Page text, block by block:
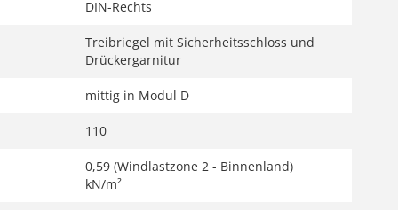
DIN-Rechts
Treibriegel mit Sicherheitsschloss und
Drückergarnitur
mittig in Modul D
110
0,59 (Windlastzone 2 - Binnenland)
kN/m²